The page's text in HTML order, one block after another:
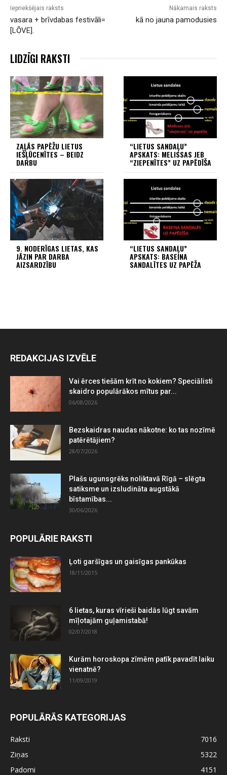
Iepriekšējais raksts
vasara + brīvdabas festivāli=
[LŌVE].
Nākamais raksts
kā no jauna pamodusies
LIDZĪGI RAKSTI
ZAĻĀS PAPĒŽU LIETUS
IEŠĻŪCENĪTES – BEIDZ
DARBU
“LIETUS SANDAĻU”
APSKATS: MELISSAS JEB
“ZIEPENĪTES” UZ PAPĒDĪŠA
9. NODERĪGAS LIETAS, KAS
JĀZIN PAR DARBA
AIZSARDZĪBU
“LIETUS SANDAĻU”
APSKATS: BASEINA
SANDALĪTES UZ PAPĒŽA
REDAKCIJAS IZVĒLE
Vai ērces tiešām krīt no kokiem? Speciālisti
skaidro populārākos mītus par...
06/08/2026
Bezskaidras naudas nākotne: ko tas nozīmē
patērētājiem?
28/07/2026
Plašs ugunsgrēks noliktavā Rīgā – slēgta
satiksme un izsludināta augstākā
bīstamības...
30/06/2026
POPULĀRIE RAKSTI
Ļoti garšīgas un gaisīgas pankūkas
18/11/2015
6 lietas, kuras vīrieši baidās lūgt savām
mīļotajām guļamistabā!
02/07/2018
Kurām horoskopa zīmēm patīk pavadīt laiku
vienatnē?
11/09/2019
POPULĀRĀS KATEGORIJAS
Raksti
7016
Ziņas
5322
Padomi
4151